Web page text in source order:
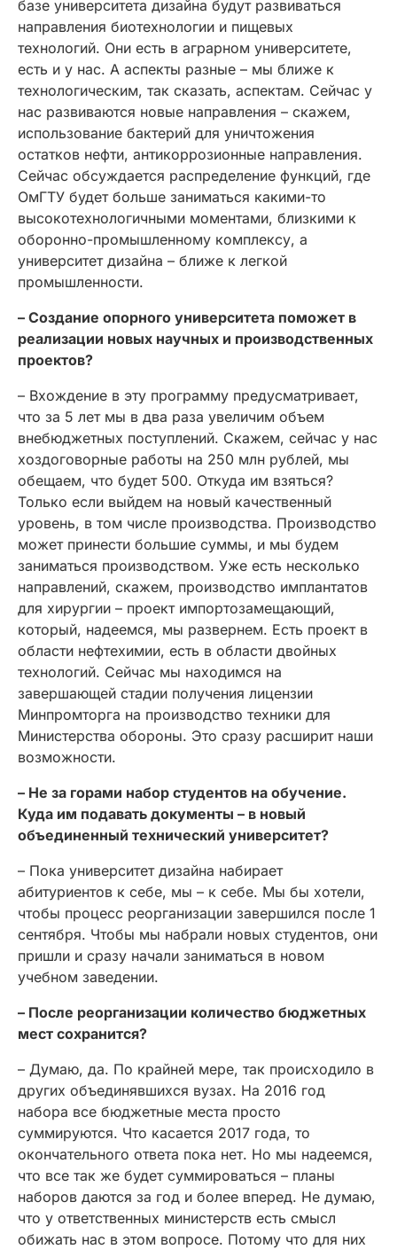
базе университета дизайна будут развиваться
направления биотехнологии и пищевых
технологий. Они есть в аграрном университете,
есть и у нас. А аспекты разные – мы ближе к
технологическим, так сказать, аспектам. Сейчас у
нас развиваются новые направления – скажем,
использование бактерий для уничтожения
остатков нефти, антикоррозионные направления.
Сейчас обсуждается распределение функций, где
ОмГТУ будет больше заниматься какими-то
высокотехнологичными моментами, близкими к
оборонно-промышленному комплексу, а
университет дизайна – ближе к легкой
промышленности.
– Создание опорного университета поможет в
реализации новых научных и производственных
проектов?
– Вхождение в эту программу предусматривает,
что за 5 лет мы в два раза увеличим объем
внебюджетных поступлений. Скажем, сейчас у нас
хоздоговорные работы на 250 млн рублей, мы
обещаем, что будет 500. Откуда им взяться?
Только если выйдем на новый качественный
уровень, в том числе производства. Производство
может принести большие суммы, и мы будем
заниматься производством. Уже есть несколько
направлений, скажем, производство имплантатов
для хирургии – проект импортозамещающий,
который, надеемся, мы развернем. Есть проект в
области нефтехимии, есть в области двойных
технологий. Сейчас мы находимся на
завершающей стадии получения лицензии
Минпромторга на производство техники для
Министерства обороны. Это сразу расширит наши
возможности.
– Не за горами набор студентов на обучение.
Куда им подавать документы – в новый
объединенный технический университет?
– Пока университет дизайна набирает
абитуриентов к себе, мы – к себе. Мы бы хотели,
чтобы процесс реорганизации завершился после 1
сентября. Чтобы мы набрали новых студентов, они
пришли и сразу начали заниматься в новом
учебном заведении.
– После реорганизации количество бюджетных
мест сохранится?
– Думаю, да. По крайней мере, так происходило в
других объединявшихся вузах. На 2016 год
набора все бюджетные места просто
суммируются. Что касается 2017 года, то
окончательного ответа пока нет. Но мы надеемся,
что все так же будет суммироваться – планы
наборов даются за год и более вперед. Не думаю,
что у ответственных министерств есть смысл
обижать нас в этом вопросе. Потому что для них